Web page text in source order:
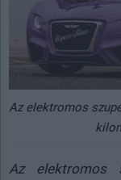
Az elektromos
Az elektromos